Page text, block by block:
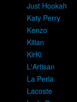
Just Hookah
Katy Perry
Kenzo
Kilian
KirKi
L'Artisan
La Perla
Lacoste